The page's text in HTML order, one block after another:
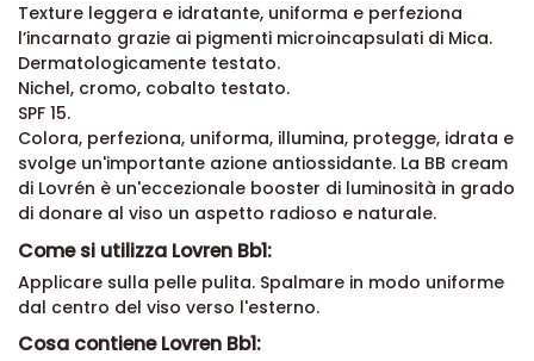
Texture leggera e idratante, uniforma e perfeziona
l’incarnato grazie ai pigmenti microincapsulati di Mica.
Dermatologicamente testato.
Nichel, cromo, cobalto testato.
SPF 15.
Colora, perfeziona, uniforma, illumina, protegge, idrata e
svolge un'importante azione antiossidante. La BB cream
di Lovrén è un'eccezionale booster di luminosità in grado
di donare al viso un aspetto radioso e naturale.
Come si utilizza Lovren Bb1:
Applicare sulla pelle pulita. Spalmare in modo uniforme
dal centro del viso verso l'esterno.
Cosa contiene Lovren Bb1: